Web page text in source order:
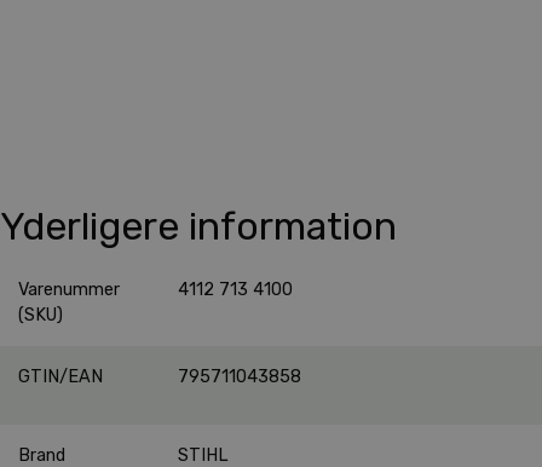
Yderligere information
Varenummer
(SKU)
4112 713 4100
GTIN/EAN 795711043858
Brand STIHL